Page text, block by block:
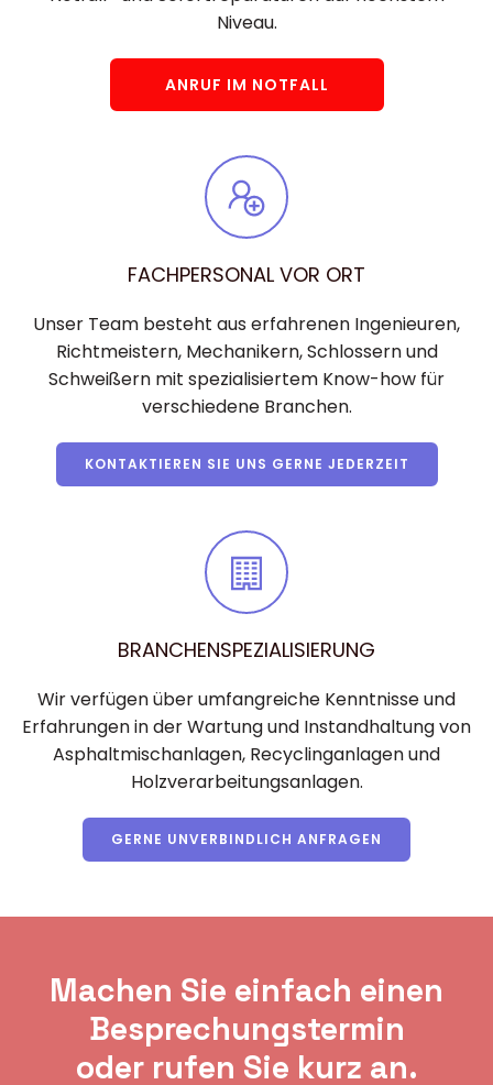
Niveau.
ANRUF IM NOTFALL
FACHPERSONAL VOR ORT
Unser Team besteht aus erfahrenen Ingenieuren,
Richtmeistern, Mechanikern, Schlossern und
Schweißern mit spezialisiertem Know-how für
verschiedene Branchen.
KONTAKTIEREN SIE UNS GERNE JEDERZEIT
BRANCHENSPEZIALISIERUNG
Wir verfügen über umfangreiche Kenntnisse und
Erfahrungen in der Wartung und Instandhaltung von
Asphaltmischanlagen, Recyclinganlagen und
Holzverarbeitungsanlagen.
GERNE UNVERBINDLICH ANFRAGEN
Machen Sie einfach einen
Besprechungstermin
oder rufen Sie kurz an.